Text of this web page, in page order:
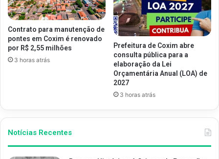
Contrato para manutenção de
pontes em Coxim é renovado
por R$ 2,55 milhões
3 horas atrás
Prefeitura de Coxim abre
consulta pública para a
elaboração da Lei
Orçamentária Anual (LOA) de
2027
3 horas atrás
Notícias Recentes